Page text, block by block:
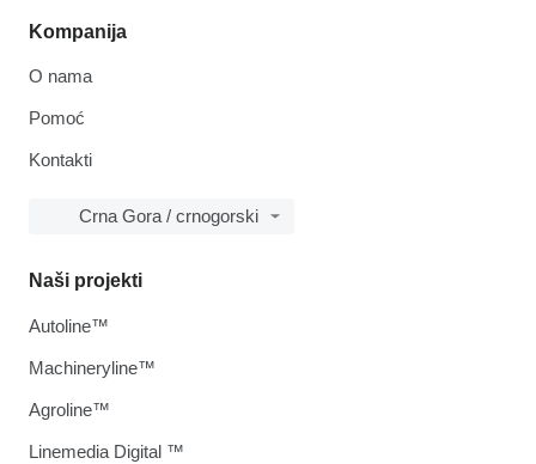
Kompanija
O nama
Pomoć
Kontakti
Crna Gora / crnogorski
Naši projekti
Autoline™
Machineryline™
Agroline™
Linemedia Digital ™